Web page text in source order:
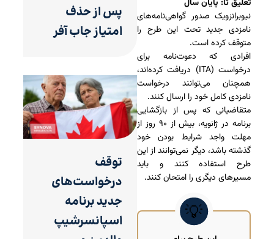
تعلیق تا: پایان سال
نیوبرانزویک صدور گواهی‌نامه‌های
نامزدی جدید تحت این طرح را
متوقف کرده است.
افرادی که دعوت‌نامه برای
درخواست (ITA) دریافت کرده‌اند،
همچنان می‌توانند درخواست
نامزدی کامل خود را ارسال کنند.
متقاضیانی که پس از بازگشایی
برنامه در ژانویه، بیش از ۹۰ روز از
مهلت واجد شرایط بودن خود
گذشته باشد، دیگر نمی‌توانند از این
طرح استفاده کنند و باید
مسیرهای دیگری را امتحان کنند.
پس از حذف
امتیاز جاب آفر
توقف
درخواست‌های
جدید برنامه
اسپانسرشیپ